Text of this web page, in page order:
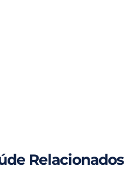
Relacionados